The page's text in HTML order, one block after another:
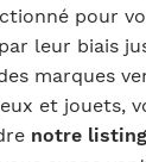
pour
leur biais
marques
et jouets,
notre